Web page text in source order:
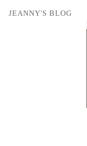
JEANNY'S BLOG